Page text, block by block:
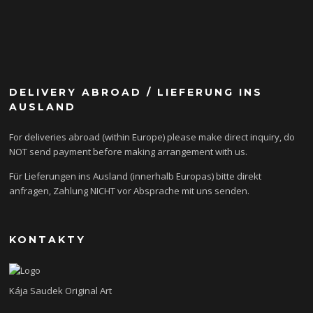
DELIVERY ABROAD / LIEFERUNG INS
AUSLAND
For deliveries abroad (within Europe) please make direct inquiry, do
NOT send payment before making arrangement with us.
Für Lieferungen ins Ausland (innerhalb Europas) bitte direkt
anfragen, Zahlung NICHT vor Absprache mit uns senden.
KONTAKTY
Kája Saudek Original Art